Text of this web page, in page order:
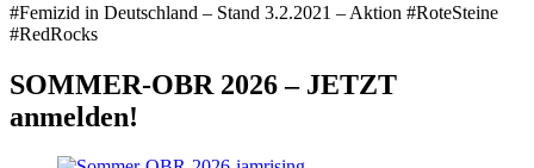
#Femizid in Deutschland – Stand 3.2.2021 – Aktion #RoteSteine
#RedRocks
SOMMER-OBR 2026 – JETZT
anmelden!